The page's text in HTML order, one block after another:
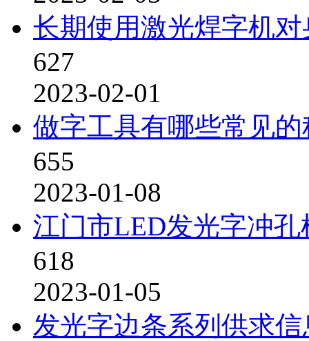
长期使用激光焊字机
627
2023-02-01
做字工具有哪些常见的
655
2023-01-08
江门市LED发光字冲孔
618
2023-01-05
发光字边条系列供求